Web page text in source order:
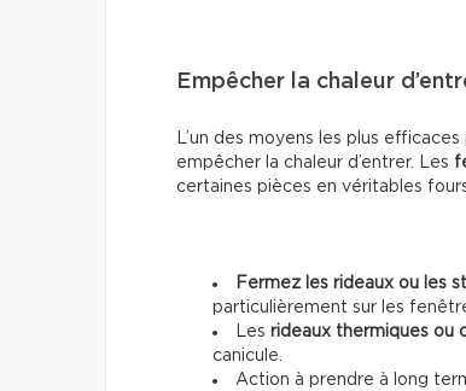
Empêcher la chaleur
L’un des moyens les plus
empêcher la chaleur d’entrer. Les
certaines pièces en véritables
Fermez les rideaux ou les
particulièrement sur les
Les rideaux thermiques ou
canicule.
Action à prendre à long